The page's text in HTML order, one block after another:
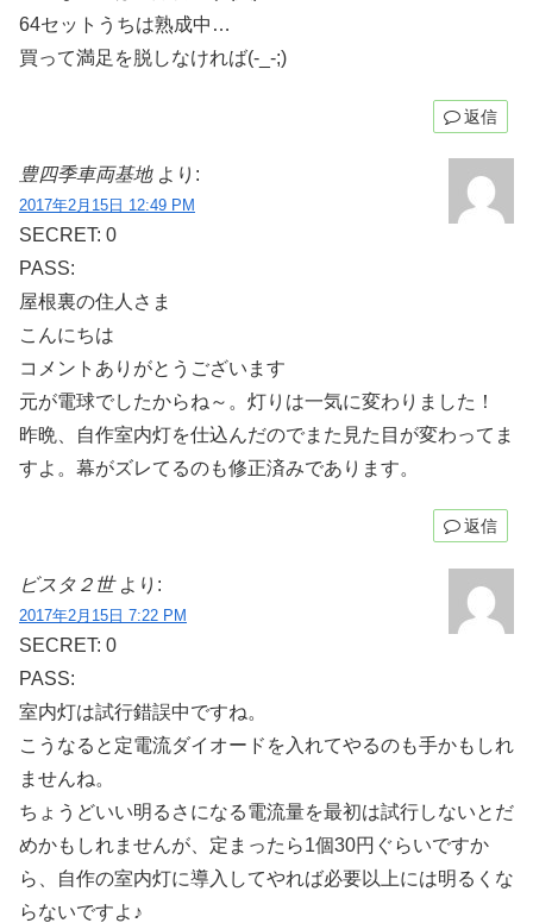
64セットうちは熟成中…
買って満足を脱しなければ(-_-;)
返信
豊四季車両基地 より:
2017年2月15日 12:49 PM
SECRET: 0
PASS:
屋根裏の住人さま
こんにちは
コメントありがとうございます
元が電球でしたからね～。灯りは一気に変わりました！
昨晩、自作室内灯を仕込んだのでまた見た目が変わってま
すよ。幕がズレてるのも修正済みであります。
返信
ビスタ２世 より:
2017年2月15日 7:22 PM
SECRET: 0
PASS:
室内灯は試行錯誤中ですね。
こうなると定電流ダイオードを入れてやるのも手かもしれ
ませんね。
ちょうどいい明るさになる電流量を最初は試行しないとだ
めかもしれませんが、定まったら1個30円ぐらいですか
ら、自作の室内灯に導入してやれば必要以上には明るくな
らないですよ♪